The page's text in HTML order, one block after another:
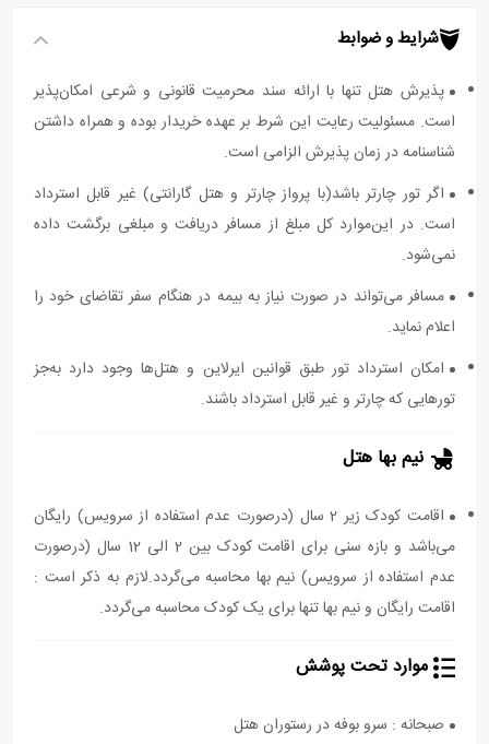
شرایط و ضوابط
پذیرش هتل تنها با ارائه سند محرمیت قانونی و شرعی امکان‌پذیر
است. مسئولیت رعایت این شرط بر عهده خریدار بوده و همراه داشتن
شناسنامه در زمان پذیرش الزامی است.
اگر تور چارتر باشد(با پرواز چارتر و هتل گارانتی) غیر قابل استرداد
است. در این‌موارد کل مبلغ از مسافر دریافت و مبلغی برگشت داده
نمی‌شود.
مسافر می‌تواند در صورت نیاز به بیمه در هنگام سفر تقاضای خود را
اعلام نماید.
امکان استرداد تور طبق قوانین ایرلاین و هتل‌ها وجود دارد به‌جز
تورهایی که چارتر و غیر قابل استرداد باشند.
نیم بها هتل
اقامت کودک زیر 2 سال (درصورت عدم استفاده از سرویس) رایگان
می‌باشد و بازه سنی برای اقامت کودک بین 2 الی 12 سال (درصورت
عدم استفاده از سرویس) نیم بها محاسبه می‌گردد.لازم به ذکر است :
اقامت رایگان و نیم بها تنها برای یک کودک محاسبه می‌گردد.
موارد تحت پوشش
صبحانه : سرو بوفه در رستوران هتل